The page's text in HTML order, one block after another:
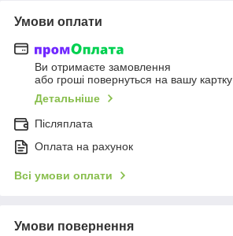
Умови оплати
Ви отримаєте замовлення
або гроші повернуться на вашу картку
Детальніше
Післяплата
Оплата на рахунок
Всі умови оплати
Умови повернення